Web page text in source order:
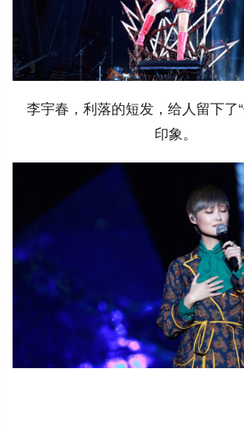
李宇春，利落的短发，给人留下了
印象。